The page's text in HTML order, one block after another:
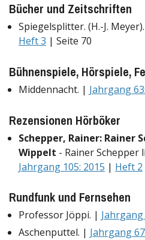
Bücher und Zeitschriften
Spiegelsplitter. (H.-J.
Heft 3 | Seite 70
Bühnenspiele, Hörspiele,
Middennacht. | Jahrgang
Rezensionen Hörböker
Schepper, Rainer: Rainer
Wippelt - Rainer Schepper
Jahrgang 105: 2015 | Heft 2
Rundfunk und Fernsehen
Professor Jöppi. | Jahrgang
Aschenputtel. | Jahrgang